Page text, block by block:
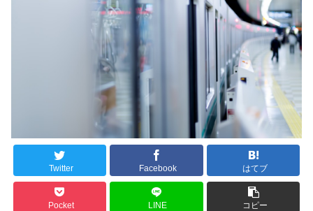
Twitter Facebook はてブ
Pocket LINE コピー